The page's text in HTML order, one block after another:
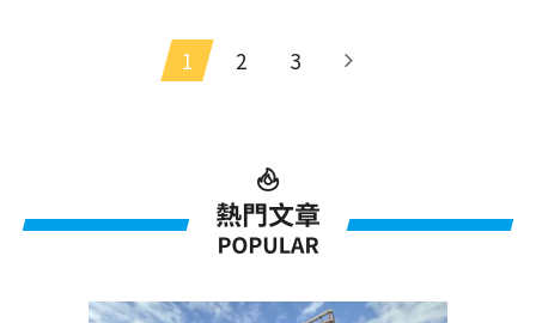
片區域一同加分,一種是直接反映在成交價。
真正的差別,不在建設本身,而是你能不能實
堂或地獄〉寫過中路的最大抗性
&mdash;&mdash;沒有捷運、生活離不開
車。這篇要處理的是抗性的另一面:這 5 個建
路車站正在施工,但它不在中路重劃區 帶看
1 2 3